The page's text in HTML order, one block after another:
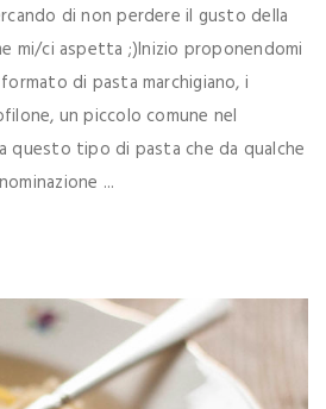
di non perdere il gusto della
mi/ci aspetta ;)Inizio proponendomi
di pasta marchigiano, i
un piccolo comune nel
questo tipo di pasta che da qualche
...